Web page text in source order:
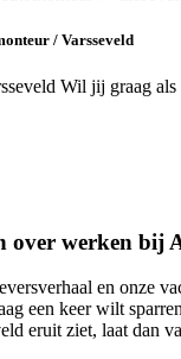
/ Varsseveld
Wil jij graag
over werken bij
en onze
een keer wilt
eruit ziet, laat dan